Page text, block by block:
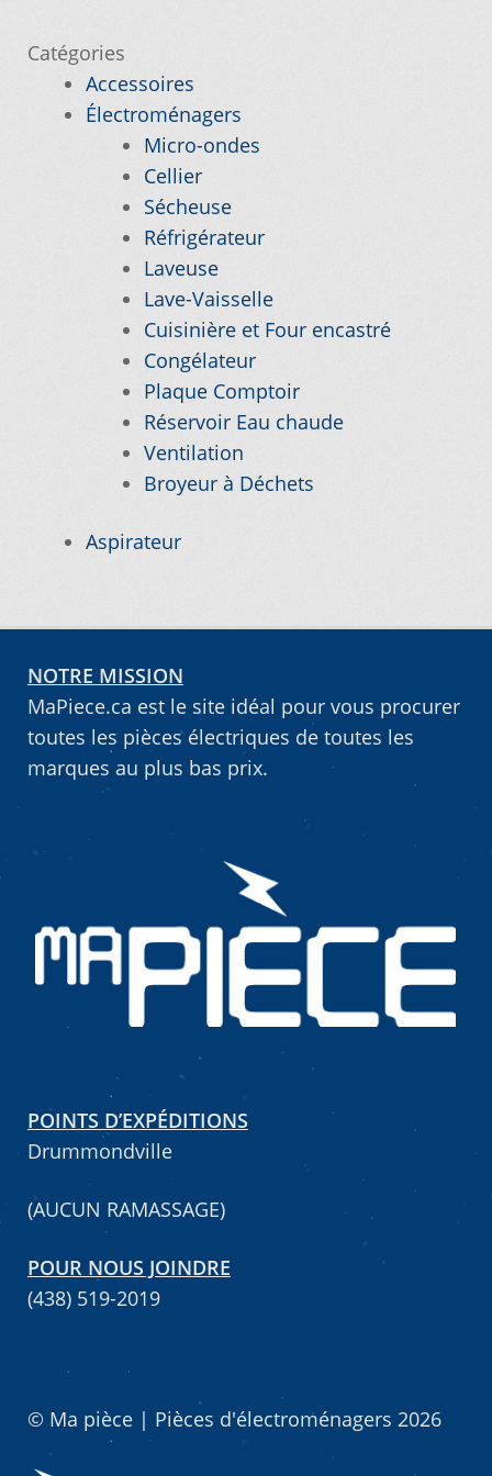
Nos promotions
Notre objectif
Pour quel type d’appareil ?
Si vous ne trouvez pas la pièce que vous
cherchez, on l’ajoute pour vous !
Suivez votre commande
Trucs et astuces
Vous ne trouvez pas la pièce sur notre site…
Catégories
Accessoires
Électroménagers
Micro-ondes
Cellier
Sécheuse
Réfrigérateur
Laveuse
Lave-Vaisselle
Cuisinière et Four encastré
Congélateur
Plaque Comptoir
Réservoir Eau chaude
Ventilation
Broyeur à Déchets
Aspirateur
NOTRE MISSION
MaPiece.ca est le site idéal pour vous procurer
toutes les pièces électriques de toutes les
marques au plus bas prix.
POINTS D’EXPÉDITIONS
Drummondville
(AUCUN RAMASSAGE)
POUR NOUS JOINDRE
(438) 519-2019
© Ma pièce | Pièces d'électroménagers 2026